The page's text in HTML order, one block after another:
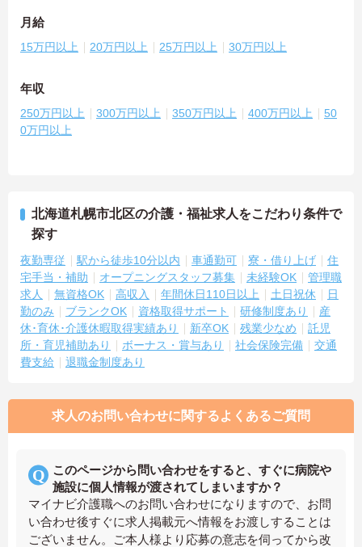
月給
15万円以上 20万円以上 25万円以上 30万円以上
年収
250万円以上 300万円以上 350万円以上 400万円以上
50
0万円以上
北海道札幌市北区の介護・福祉求人をこだわり条件で
探す
夜勤専従 駅から徒歩10分以内 車通勤可 寮・借り上げ
住
宅手当・補助
オープニングスタッフ募集 未経験OK
管理職
求人
無資格OK 高収入 年間休日110日以上 土日祝休
日
勤のみ
ブランクOK 資格取得サポート 研修制度あり
産
休･育休･介護休暇取得実績あり
新卒OK 残業少なめ
託児
所・育児補助あり
ボーナス・賞与あり 社会保険完備
交通
費支給
退職金制度あり
求人のお問い合わせに関するよくあるご質問
このページから問い合わせをすると、すぐに病院や
施設に個人情報が渡されてしまいますか？
マイナビ介護職へのお問い合わせになりますので、お問
い合わせ後すぐに求人掲載元へ情報をお渡しすることは
ございません。ご本人様より応募の意志を伺ってから改